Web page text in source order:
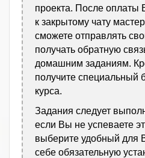
проекта. После оплаты
к закрытому чату
сможете отправлять
получать обратную
домашним заданиям.
получите специальный
курса.
Задания следует
если Вы не успеваете
выберите удобный для
себе обязательную